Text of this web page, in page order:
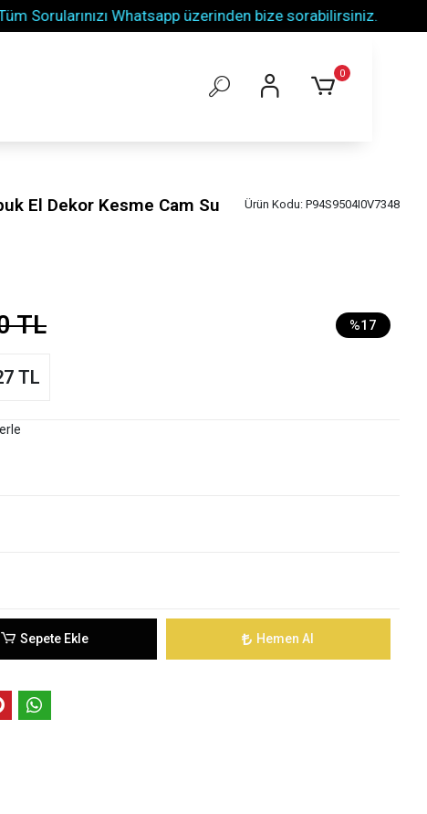
Whatsapp üzerinden bize sorabilirsiniz.
0
El Dekor Kesme Cam Su
Ürün Kodu: P94S9504I0V7348
TL %17
TL
Sepete Ekle Hemen Al